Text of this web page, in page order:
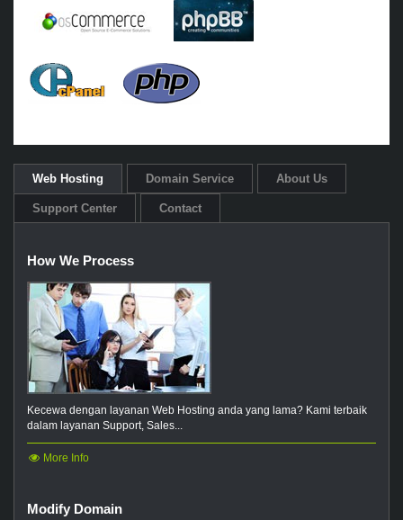
Web Hosting Domain Service About Us
Support Center Contact
How We Process
Kecewa dengan layanan Web Hosting anda yang lama? Kami terbaik
dalam layanan Support, Sales...
More Info
Modify Domain